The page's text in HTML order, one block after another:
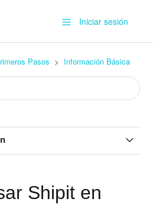
Iniciar sesión
Pasos Información Básica
el país?
Shipit en